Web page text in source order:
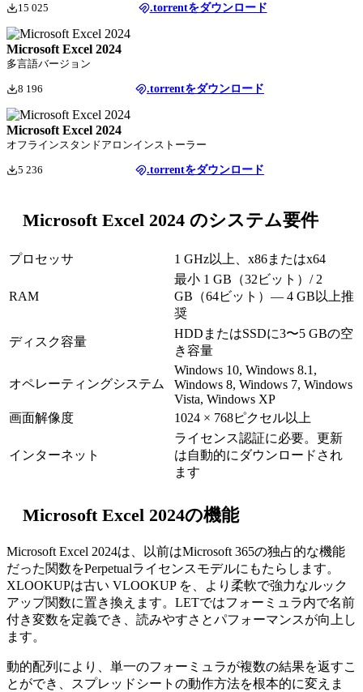
15 025 .torrentをダウンロード
Microsoft Excel 2024
多言語バージョン
8 196 .torrentをダウンロード
Microsoft Excel 2024
オフラインスタンドアロンインストーラー
5 236 .torrentをダウンロード
Microsoft Excel 2024 のシステム要件
プロセッサ 1 GHz以上、x86またはx64
RAM
最小 1 GB（32ビット）/ 2
GB（64ビット）— 4 GB以上推
奨
ディスク容量
HDDまたはSSDに3〜5 GBの空
き容量
オペレーティングシステム
Windows 10, Windows 8.1,
Windows 8, Windows 7, Windows
Vista, Windows XP
画面解像度
1024 × 768ピクセル以上
インターネット
ライセンス認証に必要。更新
は自動的にダウンロードされ
ます
Microsoft Excel 2024の機能
Microsoft Excel 2024は、以前はMicrosoft 365の独占的な機能
だった関数をPerpetualライセンスモデルにもたらします。
XLOOKUPは古い VLOOKUP を、より柔軟で強力なルック
アップ関数に置き換えます。LETではフォーミュラ内で名前
付き変数を定義でき、読みやすさとパフォーマンスが向上し
ます。
動的配列により、単一のフォーミュラが複数の結果を返すこ
とができ、スプレッドシートの動作方法を根本的に変えま